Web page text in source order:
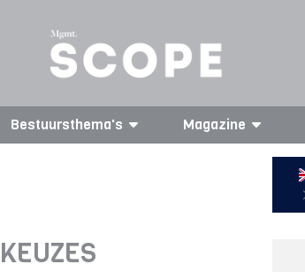
Bestuursthema's Magazine